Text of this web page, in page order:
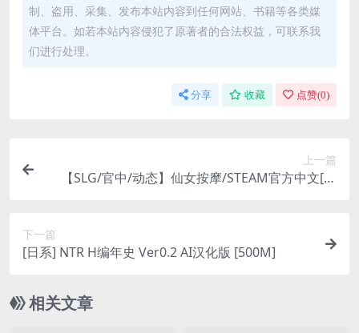
制、盗用、采集、发布本站内容到任何网站、书籍等各类媒
体平台。如若本站内容侵犯了原著者的合法权益，可联系我
们进行处理。
分享 收藏 点赞(0)
上一篇
【SLG/官中/动态】仙女按摩/STEAM官方中文[简
下一篇
[日系] NTR H编年史 Ver0.2 AI汉化版 [500M]
相关文章